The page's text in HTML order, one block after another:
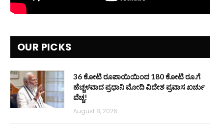
OUR PICKS
36 ಕೋಟಿ ರೂಪಾಯಿಯಿಂದ 180 ಕೋಟಿ ರೂ.ಗೆ
ಹೆಚ್ಚಳವಾದ ಪ್ರಧಾನಿ ಮೋದಿ ವಿದೇಶ ಪ್ರವಾಸ ಖರ್ಚು
ವೆಚ್ಚ!
August 8, 2026